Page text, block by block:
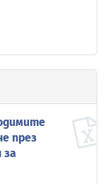
през
за